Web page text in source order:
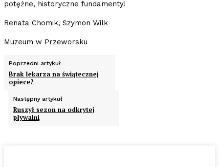
potężne, historyczne fundamenty!
Renata Chomik, Szymon Wilk
Muzeum w Przeworsku
Poprzedni artykuł
Brak lekarza na świątecznej
opiece?
Następny artykuł
Ruszył sezon na odkrytej
pływalni